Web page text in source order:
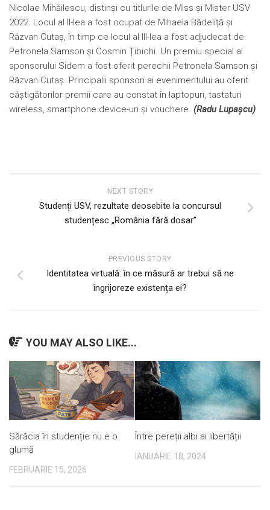
Nicolae Mihăilescu, distinși cu titlurile de Miss și Mister USV
2022. Locul al II-lea a fost ocupat de Mihaela Bădeliță și
Răzvan Cutaș, în timp ce locul al III-lea a fost adjudecat de
Petronela Samson și Cosmin Țibichi. Un premiu special al
sponsorului Sidem a fost oferit perechii Petronela Samson și
Răzvan Cutaș. Principalii sponsori ai evenimentului au oferit
câștigătorilor premii care au constat în laptopuri, tastaturi
wireless, smartphone device-uri și vouchere. (Radu Lupașcu)
NEXT STORY
Studenți USV, rezultate deosebite la concursul
studențesc „România fără dosar”
PREVIOUS STORY
Identitatea virtuală: în ce măsură ar trebui să ne
îngrijoreze existența ei?
YOU MAY ALSO LIKE...
Sărăcia în studenție nu e o
glumă
FEBRUARIE 15, 2026
Între pereții albi ai libertății
IANUARIE 18, 2024